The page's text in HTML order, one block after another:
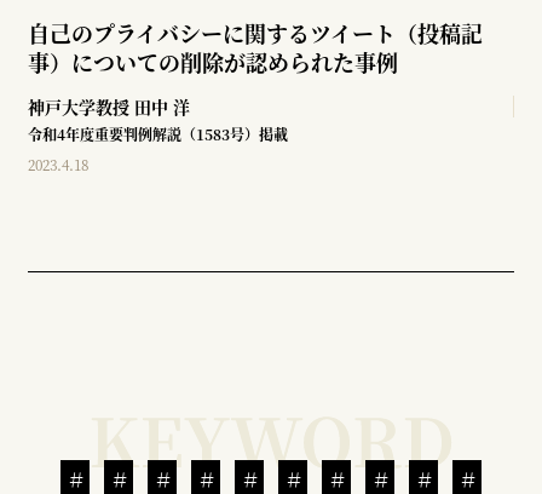
自己のプライバシーに関するツイート（投稿記
事）についての削除が認められた事例
神戸大学教授 田中 洋
令和4年度重要判例解説（1583号）掲載
2023.4.18